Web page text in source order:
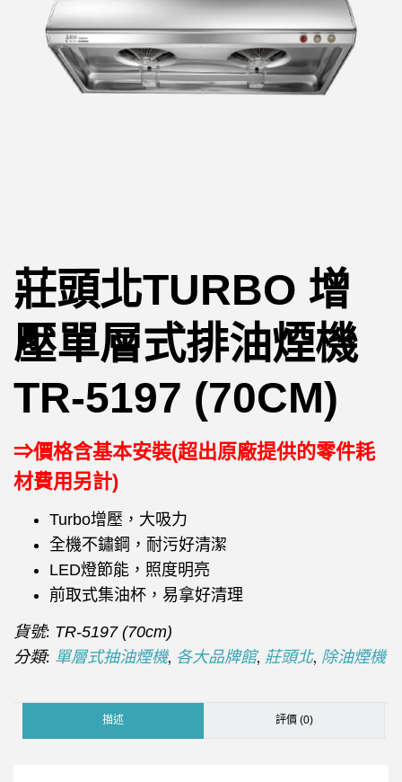
莊頭北TURBO 增
壓單層式排油煙機
TR-5197 (70CM)
⇒價格含基本安裝(超出原廠提供的零件耗
材費用另計)
Turbo增壓，大吸力
全機不鏽鋼，耐污好清潔
LED燈節能，照度明亮
前取式集油杯，易拿好清理
貨號: TR-5197 (70cm)
分類: 單層式抽油煙機, 各大品牌館, 莊頭北, 除油煙機
描述 評價 (0)